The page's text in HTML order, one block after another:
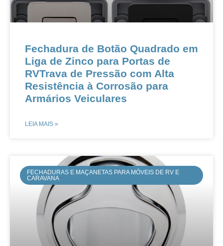
Fechadura de Botão Quadrado em
Liga de Zinco para Portas de
RVTrava de Pressão com Alta
Resistência à Corrosão para
Armários Veiculares
LEIA MAIS »
FECHADURAS E MAÇANETAS PARA MÓVEIS DE RV E
CARAVANA